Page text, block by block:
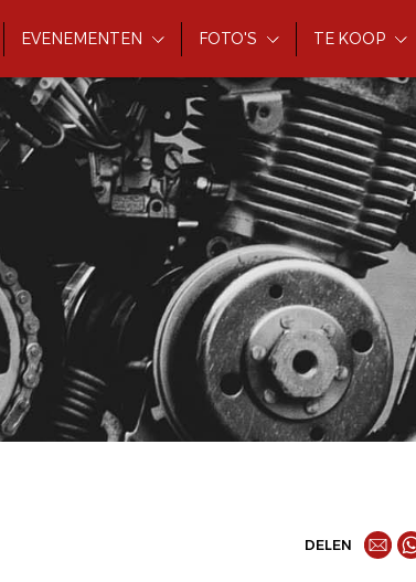
EVENEMENTEN FOTO'S TE KOOP
DELEN